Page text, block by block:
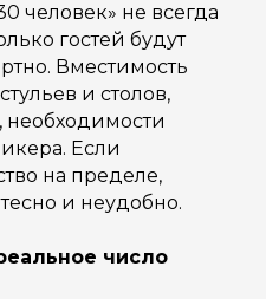
человек» не всегда
гостей будут
Вместимость
и столов,
Если
на пределе,
и неудобно.
число